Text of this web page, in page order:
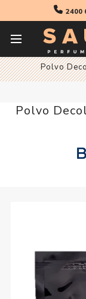
2400
Polvo
Polvo